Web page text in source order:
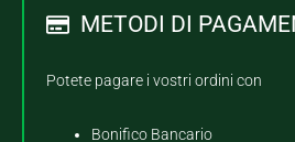
METODI DI
Potete pagare i vostri ordini con
Bonifico Bancario